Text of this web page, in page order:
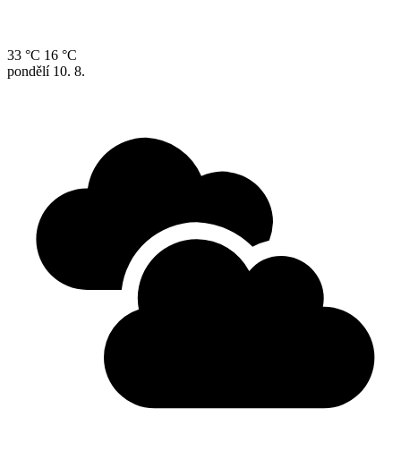
33 °C 16 °C
pondělí 10. 8.